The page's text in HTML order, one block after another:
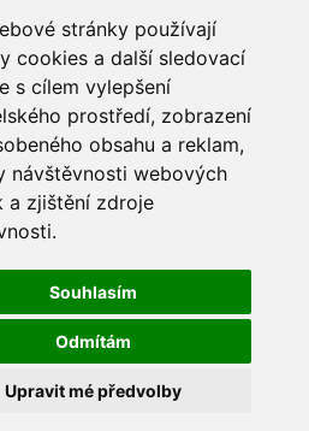
stránky používají
cookies a další sledovací
s cílem vylepšení
prostředí, zobrazení
obsahu a reklam,
návštěvnosti webových
zjištění zdroje
Souhlasím
Odmítám
Upravit mé předvolby